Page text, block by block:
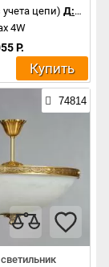
цепи) Д:96 см
4W
Р.
Купить
74814